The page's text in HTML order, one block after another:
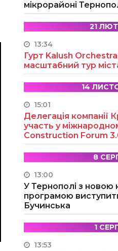
мікрорайоні
21
13:34
Гурт Kalush
масштабний тур
14
15:01
Делегація компанії
участь у
Construction Forum
8
13:00
У Тернополі з
програмою
Бучинська
1
13:53